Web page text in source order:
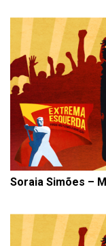
Soraia Simões –